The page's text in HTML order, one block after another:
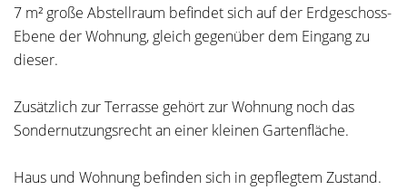
7 m² große Abstellraum befindet sich auf der Erdgeschoss-
Ebene der Wohnung, gleich gegenüber dem Eingang zu
dieser.
Zusätzlich zur Terrasse gehört zur Wohnung noch das
Sondernutzungsrecht an einer kleinen Gartenfläche.
Haus und Wohnung befinden sich in gepflegtem Zustand.